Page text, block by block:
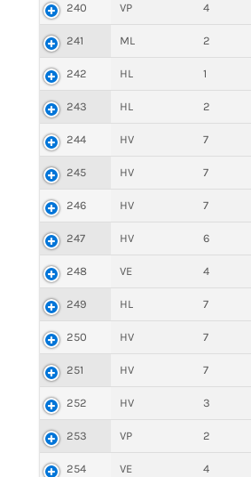
240 VP 4
241 ML 2
242 HL 1
243 HL 2
244 HV 7
245 HV 7
246 HV 7
247 HV 6
248 VE 4
249 HL 7
250 HV 7
251 HV 7
252 HV 3
253 VP 2
254 VE 4